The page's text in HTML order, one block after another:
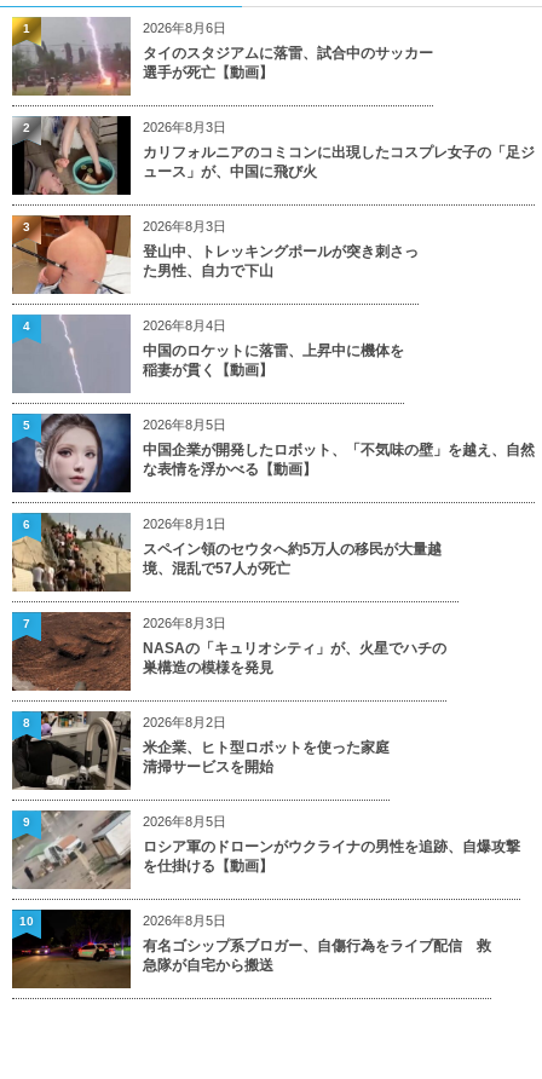
2026年8月6日
タイのスタジアムに落雷、試合中のサッカー
選手が死亡【動画】
1
2026年8月3日
カリフォルニアのコミコンに出現したコスプレ女子の「足ジ
ュース」が、中国に飛び火
2
2026年8月3日
登山中、トレッキングポールが突き刺さっ
た男性、自力で下山
3
2026年8月4日
中国のロケットに落雷、上昇中に機体を
稲妻が貫く【動画】
4
2026年8月5日
中国企業が開発したロボット、「不気味の壁」を越え、自然
な表情を浮かべる【動画】
5
2026年8月1日
スペイン領のセウタへ約5万人の移民が大量越
境、混乱で57人が死亡
6
2026年8月3日
NASAの「キュリオシティ」が、火星でハチの
巣構造の模様を発見
7
2026年8月2日
米企業、ヒト型ロボットを使った家庭
清掃サービスを開始
8
2026年8月5日
ロシア軍のドローンがウクライナの男性を追跡、自爆攻撃
を仕掛ける【動画】
9
2026年8月5日
有名ゴシップ系ブロガー、自傷行為をライブ配信 救
急隊が自宅から搬送
10